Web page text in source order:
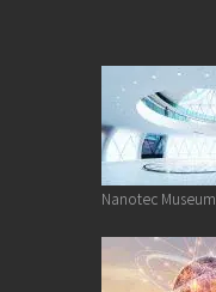
Nanotec Museum